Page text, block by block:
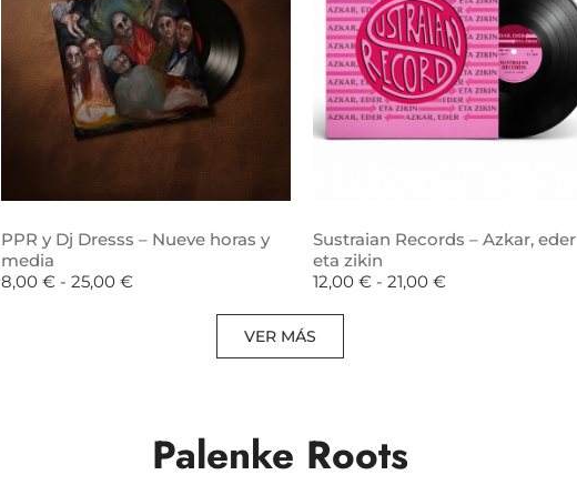
PPR y Dj Dresss – Nueve horas y
media
8,00 € - 25,00 €
Sustraian Records – Azkar, eder
eta zikin
12,00 € - 21,00 €
VER MÁS
Palenke Roots